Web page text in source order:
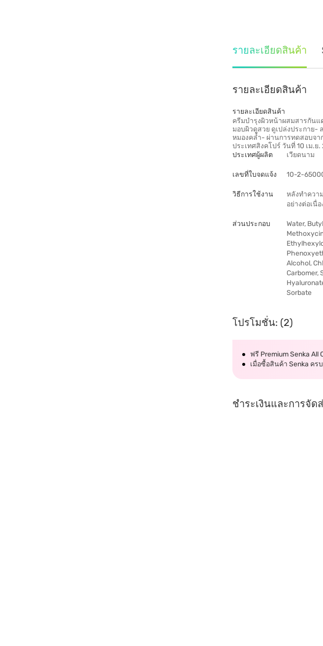
รายละเอียดสินค้า
รายละเอียดสินค้า
รายละเอียดสินค้า
ครีมบำรุงผิวหน้าผสมสารกันแ
มอบผิวดูสวย ดูเปล่งประกาย-
หมองคล้ำ- ผ่านการทดสอบจา
ประเทศสิงคโปร์ วันที่ 10 เม.ย.
ประเทศผู้ผลิต
เวียดนาม
เลขที่ใบจดแจ้ง 10-2-
วิธีการใช้งาน
หลังทำควา
อย่างต่อเนื่อ
ส่วนประกอบ
Water,
Alcohol,
Carbomer,
Sorbate
โปรโมชั่น: (2)
ฟรี Premium Senka All
เมื่อซื้อสินค้า Senka ค
ชำระเงินและการจัด